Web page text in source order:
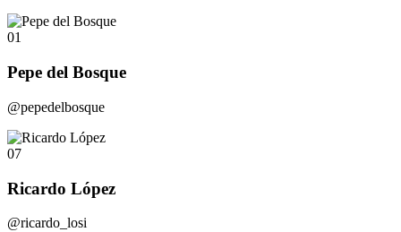
01
Pepe del Bosque
@pepedelbosque
07
Ricardo López
@ricardo_losi